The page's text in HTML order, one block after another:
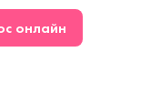
онлайн